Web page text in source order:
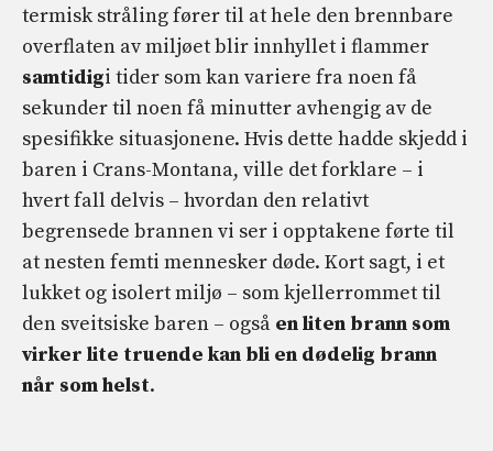
termisk stråling fører til at hele den brennbare
overflaten av miljøet blir innhyllet i flammer
samtidigi tider som kan variere fra noen få
sekunder til noen få minutter avhengig av de
spesifikke situasjonene. Hvis dette hadde skjedd i
baren i Crans-Montana, ville det forklare – i
hvert fall delvis – hvordan den relativt
begrensede brannen vi ser i opptakene førte til
at nesten femti mennesker døde. Kort sagt, i et
lukket og isolert miljø – som kjellerrommet til
den sveitsiske baren – også en liten brann som
virker lite truende kan bli en dødelig brann
når som helst.